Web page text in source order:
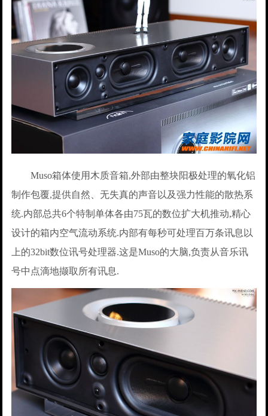
Muso箱体使用木质音箱,外部由整块阳极处理的氧化铝
制作包覆,提供自然、无失真的声音以及强力性能的散热系
统.内部总共6个特制单体各由75瓦的数位扩大机推动,精心
设计的箱内空气流动系统.内部有每秒可处理百万条讯息以
上的32bit数位讯号处理器.这是Muso的大脑,负责从音乐讯
号中点滴地撷取所有讯息.